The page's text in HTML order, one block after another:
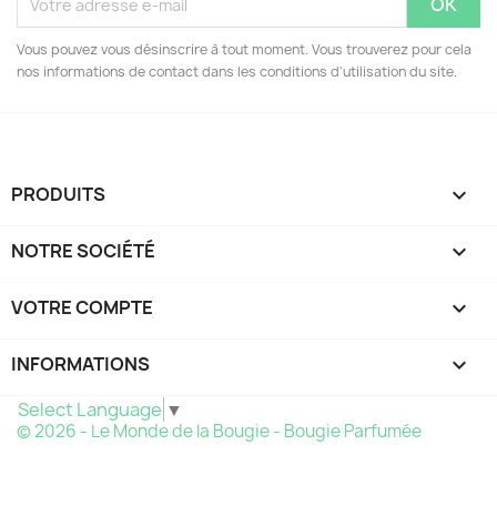
Vous pouvez vous désinscrire à tout moment. Vous trouverez pour cela
nos informations de contact dans les conditions d'utilisation du site.
PRODUITS 
NOTRE SOCIÉTÉ 
VOTRE COMPTE 
INFORMATIONS keyboard_arrow_down
Select Language ▼
© 2026 - Le Monde de la Bougie - Bougie Parfumée